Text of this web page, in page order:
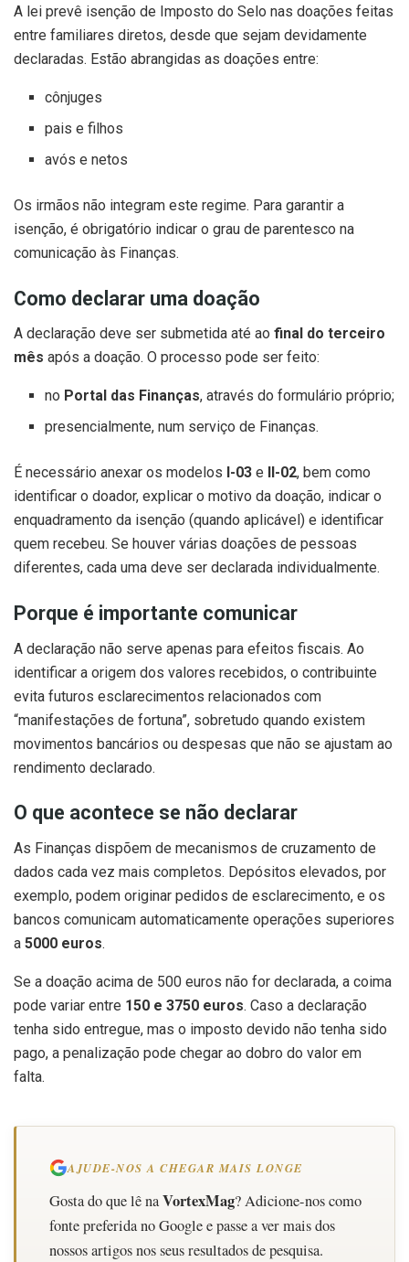
A lei prevê isenção de Imposto do Selo nas doações feitas
entre familiares diretos, desde que sejam devidamente
declaradas. Estão abrangidas as doações entre:
cônjuges
pais e filhos
avós e netos
Os irmãos não integram este regime. Para garantir a
isenção, é obrigatório indicar o grau de parentesco na
comunicação às Finanças.
Como declarar uma doação
A declaração deve ser submetida até ao final do terceiro
mês após a doação. O processo pode ser feito:
no Portal das Finanças, através do formulário próprio;
presencialmente, num serviço de Finanças.
É necessário anexar os modelos I-03 e II-02, bem como
identificar o doador, explicar o motivo da doação, indicar o
enquadramento da isenção (quando aplicável) e identificar
quem recebeu. Se houver várias doações de pessoas
diferentes, cada uma deve ser declarada individualmente.
Porque é importante comunicar
A declaração não serve apenas para efeitos fiscais. Ao
identificar a origem dos valores recebidos, o contribuinte
evita futuros esclarecimentos relacionados com
“manifestações de fortuna”, sobretudo quando existem
movimentos bancários ou despesas que não se ajustam ao
rendimento declarado.
O que acontece se não declarar
As Finanças dispõem de mecanismos de cruzamento de
dados cada vez mais completos. Depósitos elevados, por
exemplo, podem originar pedidos de esclarecimento, e os
bancos comunicam automaticamente operações superiores
a 5000 euros.
Se a doação acima de 500 euros não for declarada, a coima
pode variar entre 150 e 3750 euros. Caso a declaração
tenha sido entregue, mas o imposto devido não tenha sido
pago, a penalização pode chegar ao dobro do valor em
falta.
AJUDE-NOS A CHEGAR MAIS LONGE
Gosta do que lê naVortexMag? Adicione-nos como
fonte preferida no Google e passe a ver mais dos
nossos artigos nos seus resultados de pesquisa.